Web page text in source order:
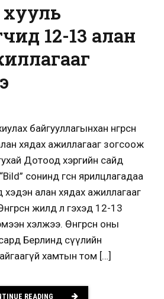
12-13 алан
байгууллагынхан өнгөрсөн
хядах ажиллагааг зогсоож
Дотоод хэргийн сайд
сонинд өгсөн ярилцлагадаа
алан хядах ажиллагааг
жилд л гэхэд 12-13
хэлжээ. Өнгөрсөн оны
Берлинд сүүлийн
хамтын том […]
READING